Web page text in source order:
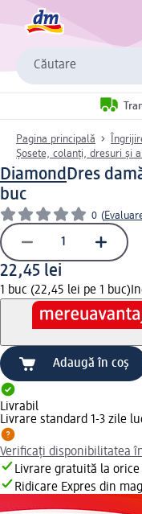
Căutare
Pagina principală
Șosete, colanți, dresuri și
DiamondDres
buc
0 (
22,45 lei
1 buc (22,45 lei pe 1 buc)
Adaugă în coș
Livrabil
Livrare standard 1-3 zile
Verificați disponibilitatea
Livrare gratuită la
Ridicare Expres din